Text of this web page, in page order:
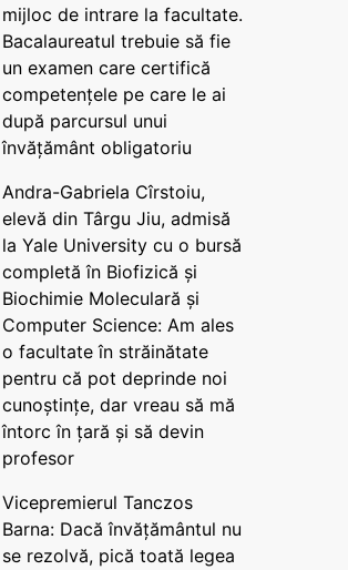
mijloc de intrare la facultate.
Bacalaureatul trebuie să fie
un examen care certifică
competențele pe care le ai
după parcursul unui
învățământ obligatoriu
Andra-Gabriela Cîrstoiu,
elevă din Târgu Jiu, admisă
la Yale University cu o bursă
completă în Biofizică și
Biochimie Moleculară și
Computer Science: Am ales
o facultate în străinătate
pentru că pot deprinde noi
cunoștințe, dar vreau să mă
întorc în țară și să devin
profesor
Vicepremierul Tanczos
Barna: Dacă învățământul nu
se rezolvă, pică toată legea